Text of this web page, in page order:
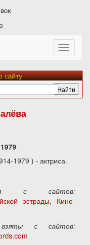
сайту
1979 ) - актриса.
с сайтов:
эстрады, Кино-
взяты с сайтов: